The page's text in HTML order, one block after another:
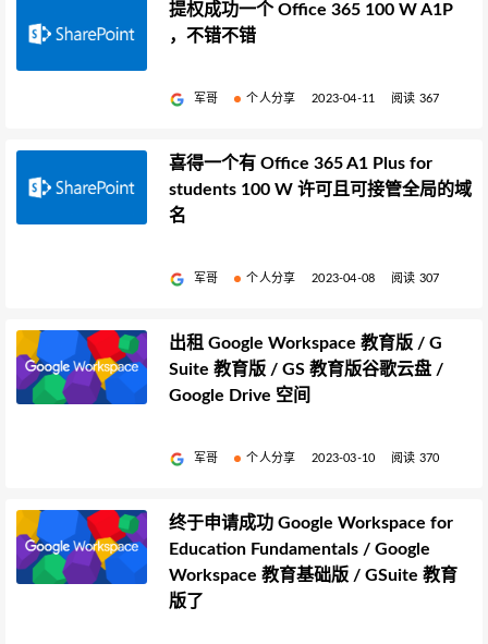
提权成功一个 Office 365 100 W A1P
，不错不错
军哥 个人分享 2023-04-11 阅读 367
喜得一个有 Office 365 A1 Plus for
students 100 W 许可且可接管全局的域
名
军哥 个人分享 2023-04-08 阅读 307
出租 Google Workspace 教育版 / G
Suite 教育版 / GS 教育版谷歌云盘 /
Google Drive 空间
军哥 个人分享 2023-03-10 阅读 370
终于申请成功 Google Workspace for
Education Fundamentals / Google
Workspace 教育基础版 / GSuite 教育
版了